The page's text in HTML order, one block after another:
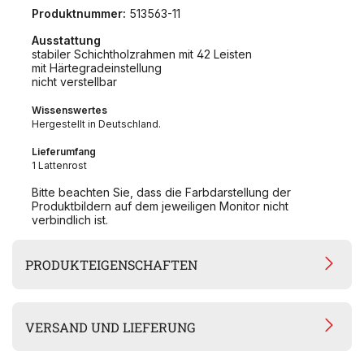
Produktnummer: 513563-11
Ausstattung
stabiler Schichtholzrahmen mit 42 Leisten
mit Härtegradeinstellung
nicht verstellbar
Wissenswertes
Hergestellt in Deutschland.
Lieferumfang
1 Lattenrost
Bitte beachten Sie, dass die Farbdarstellung der
Produktbildern auf dem jeweiligen Monitor nicht
verbindlich ist.
PRODUKTEIGENSCHAFTEN
VERSAND UND LIEFERUNG